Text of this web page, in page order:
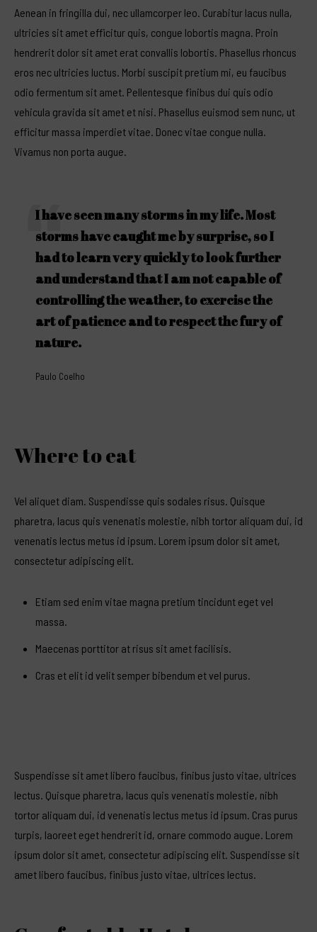
Aenean in fringilla dui, nec ullamcorper leo. Curabitur lacus nulla,
ultricies sit amet efficitur quis, congue lobortis magna. Proin
hendrerit dolor sit amet erat convallis lobortis. Phasellus rhoncus
eros nec ultricies luctus. Morbi suscipit pretium mi, eu faucibus
odio fermentum sit amet. Pellentesque finibus dui quis odio
vehicula gravida sit amet et nisi. Phasellus euismod sem nunc, ut
efficitur massa imperdiet vitae. Donec vitae congue nulla.
Vivamus non porta augue.
I have seen many storms in my life. Most
storms have caught me by surprise, so I
had to learn very quickly to look further
and understand that I am not capable of
controlling the weather, to exercise the
art of patience and to respect the fury of
nature.
Paulo Coelho
Where to eat
Vel aliquet diam. Suspendisse quis sodales risus. Quisque
pharetra, lacus quis venenatis molestie, nibh tortor aliquam dui, id
venenatis lectus metus id ipsum. Lorem ipsum dolor sit amet,
consectetur adipiscing elit.
Etiam sed enim vitae magna pretium tincidunt eget vel
massa.
Maecenas porttitor at risus sit amet facilisis.
Cras et elit id velit semper bibendum et vel purus.
Suspendisse sit amet libero faucibus, finibus justo vitae, ultrices
lectus. Quisque pharetra, lacus quis venenatis molestie, nibh
tortor aliquam dui, id venenatis lectus metus id ipsum. Cras purus
turpis, laoreet eget hendrerit id, ornare commodo augue. Lorem
ipsum dolor sit amet, consectetur adipiscing elit. Suspendisse sit
amet libero faucibus, finibus justo vitae, ultrices lectus.